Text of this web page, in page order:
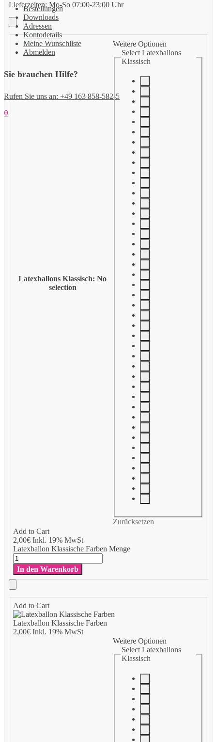
Bestellungen
Downloads
Adressen
Kontodetails
Meine Wunschliste
Abmelden
Sie brauchen Hilfe?
Rufen Sie uns an: +49 163 858-582-5
0
Lieferzeiten: Mo-So 07:00-23:00 Uhr
Add to Cart
2,00€Inkl. 19% MwSt
Latexballons Klassisch: No
selection
Weitere Optionen
Select Latexballons
Klassisch
Zurücksetzen
Latexballon Klassische Farben Menge
In den Warenkorb
Add to Cart
Latexballon Klassische Farben
2,00€Inkl. 19% MwSt
Weitere Optionen
Select Latexballons
Klassisch